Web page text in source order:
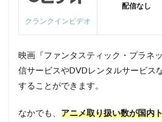
クランクインビデオ
配信なし
映画『ファンタスティック・プラネ
信サービスやDVDレンタルサービス
することができます。
なかでも、 アニメ取り扱い数が国内